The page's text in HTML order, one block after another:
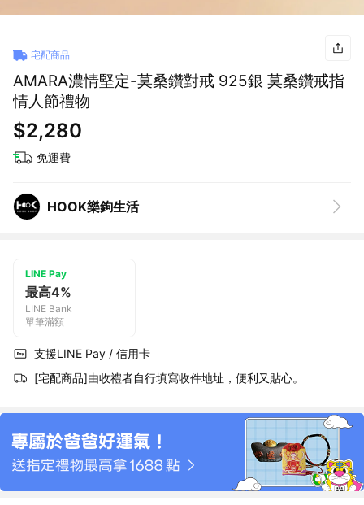
宅配商品
AMARA濃情堅定-莫桑鑽對戒 925銀 莫桑鑽戒指
情人節禮物
$2,280
免運費
HOOK樂鉤生活
LINE Pay
最高4%
LINE Bank
單筆滿額
支援LINE Pay / 信用卡
[宅配商品]由收禮者自行填寫收件地址，便利又貼心。